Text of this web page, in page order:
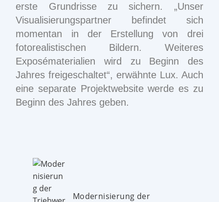
erste Grundrisse zu sichern. „Unser
Visualisierungspartner befindet sich
momentan in der Erstellung von drei
fotorealistischen Bildern. Weiteres
Exposématerialien wird zu Beginn des
Jahres freigeschaltet“, erwähnte Lux. Auch
eine separate Projektwebsite werde es zu
Beginn des Jahres geben.
Modernisierung der